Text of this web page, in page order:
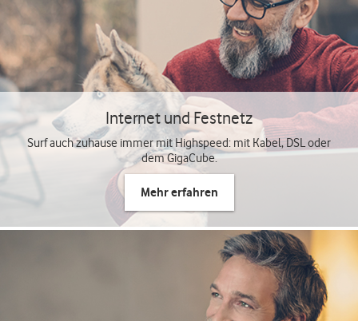
Internet und Festnetz
Surf auch zuhause immer mit Highspeed: mit Kabel, DSL oder
dem GigaCube.
Mehr erfahren